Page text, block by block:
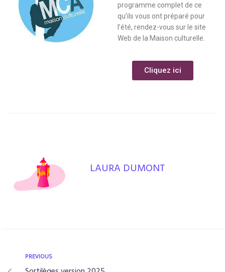
programme complet de ce
qu’ils vous ont préparé pour
l’été, rendez-vous sur le site
Web de la Maison culturelle.
Cliquez ici
LAURA DUMONT
PREVIOUS